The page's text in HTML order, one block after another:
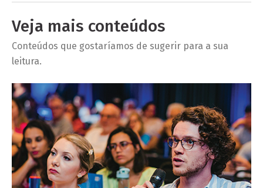
Veja mais conteúdos
Conteúdos que gostaríamos de sugerir para a sua
leitura.